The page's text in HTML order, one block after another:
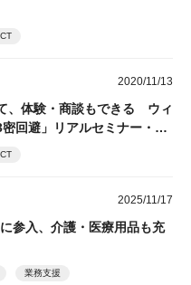
2020/11/13
、体験・商談もできる ウィ
回避」リアルセミナー・展
2025/11/17
参入、介護・医療用品も充
業務支援